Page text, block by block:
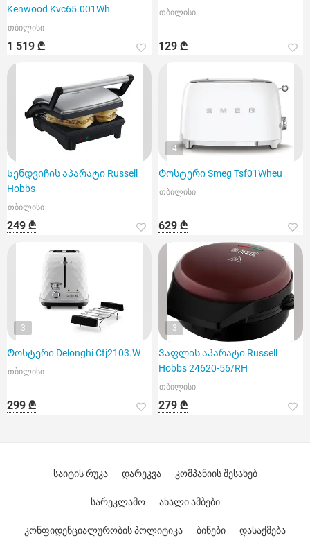
Kenwood Kvc65.001Wh
თბილისი
1 519 ₾
თბილისი
129 ₾
Სენდვიჩის აპარატი Russell
Hobbs
თბილისი
249 ₾
4
Ტოსტერი Smeg Tsf01Wheu
თბილისი
629 ₾
3
Ტოსტერი Delonghi Ctj2103.W
თბილისი
299 ₾
3
Ვაფლის აპარატი Russell
Hobbs 24620-56/RH
თბილისი
279 ₾
საიტის რუკა დარეკვა კომპანიის შესახებ
სარეკლამო ახალი ამბები
კონფიდენციალურობის პოლიტიკა ბინები დასაქმება